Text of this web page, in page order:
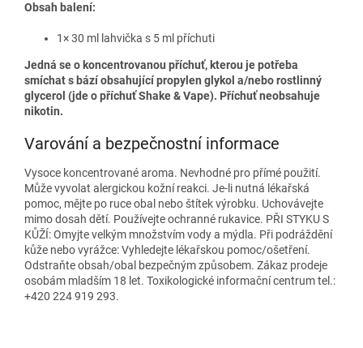
Obsah balení:
1× 30 ml lahvička s 5 ml příchuti
Jedná se o koncentrovanou příchuť, kterou je potřeba
smíchat s bází obsahující propylen glykol a/nebo rostlinný
glycerol (jde o příchuť Shake & Vape). Příchuť neobsahuje
nikotin.
Varování a bezpečnostní informace
Vysoce koncentrované aroma. Nevhodné pro přímé použití.
Může vyvolat alergickou kožní reakci. Je-li nutná lékařská
pomoc, mějte po ruce obal nebo štítek výrobku. Uchovávejte
mimo dosah dětí. Používejte ochranné rukavice. PŘI STYKU S
KŮŽÍ: Omyjte velkým množstvím vody a mýdla. Při podráždění
kůže nebo vyrážce: Vyhledejte lékařskou pomoc/ošetření.
Odstraňte obsah/obal bezpečným způsobem. Zákaz prodeje
osobám mladším 18 let. Toxikologické informační centrum tel.:
+420 224 919 293.